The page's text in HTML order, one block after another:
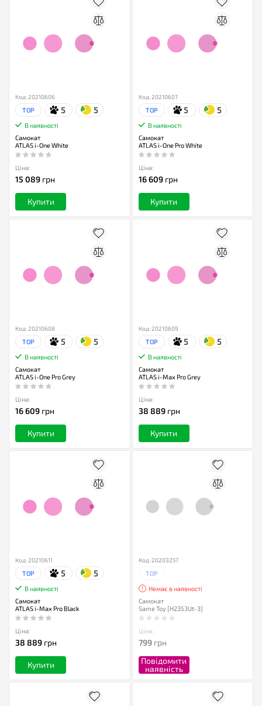
Код: 20210606
TOP 5 5
В наявності
Самокат
ATLAS i-One White
Ціна:
15 089 грн
Купити
Код: 20210607
TOP 5 5
В наявності
Самокат
ATLAS i-One Pro White
Ціна:
16 609грн
Купити
Код: 20210608
TOP 5 5
В наявності
Самокат
ATLAS i-One Pro Grey
Ціна:
16 609 грн
Купити
Код: 20210609
TOP 5 5
В наявності
Самокат
ATLAS i-Max Pro Grey
Ціна:
38 889грн
Купити
Код: 20210611
TOP 5 5
В наявності
Самокат
ATLAS i-Max Pro Black
Ціна:
38 889 грн
Купити
Код: 20203257
TOP
Немає в наявності
Самокат
Same Toy [H2353Ut-3]
Ціна:
799грн
Повідомити
наявність